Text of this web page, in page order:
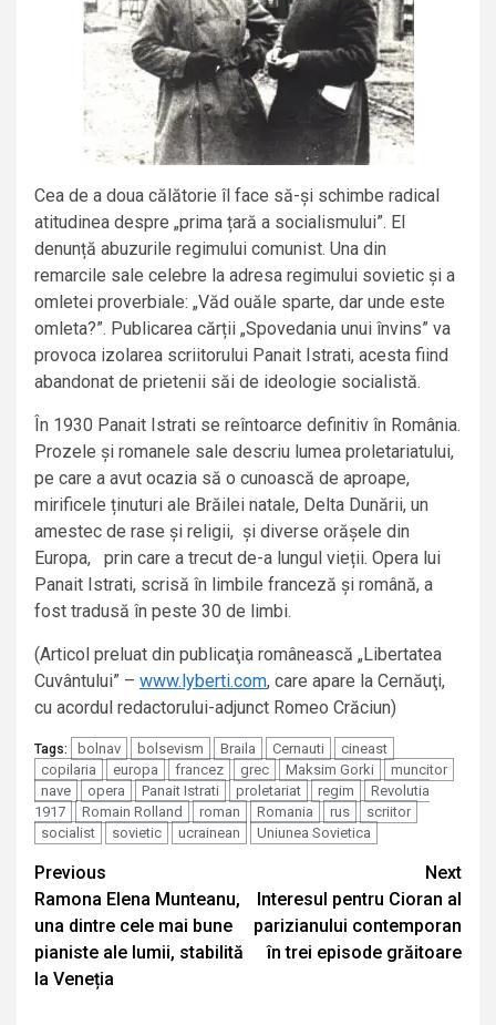
Cea de a doua călătorie îl face să-și schimbe radical
atitudinea despre „prima țară a socialismului”. El
denunță abuzurile regimului comunist. Una din
remarcile sale celebre la adresa regimului sovietic și a
omletei proverbiale: „Văd ouăle sparte, dar unde este
omleta?”. Publicarea cărții „Spovedania unui învins” va
provoca izolarea scriitorului Panait Istrati, acesta fiind
abandonat de prietenii săi de ideologie socialistă.
În 1930 Panait Istrati se reîntoarce definitiv în România.
Prozele și romanele sale descriu lumea proletariatului,
pe care a avut ocazia să o cunoască de aproape,
mirificele ținuturi ale Brăilei natale, Delta Dunării, un
amestec de rase și religii, și diverse orășele din
Europa, prin care a trecut de-a lungul vieții. Opera lui
Panait Istrati, scrisă în limbile franceză și română, a
fost tradusă în peste 30 de limbi.
(Articol preluat din publicaţia românească „Libertatea
Cuvântului” – www.lyberti.com, care apare la Cernăuţi,
cu acordul redactorului-adjunct Romeo Crăciun)
Tags: bolnav bolsevism Braila Cernauti
cineast
copilaria
europa francez grec Maksim Gorki
muncitor
nave
opera Panait Istrati proletariat regim
Revolutia
1917
Romain Rolland roman Romania rus
scriitor
socialist
sovietic ucrainean Uniunea Sovietica
Continue
Reading
Previous
Ramona Elena Munteanu,
una dintre cele mai bune
pianiste ale lumii, stabilită
la Veneția
Next
Interesul pentru Cioran al
parizianului contemporan
în trei episode grăitoare